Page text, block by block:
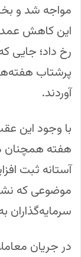
مواجه شد و
این کاهش
رخ داد؛ جایی
پرشتاب
آوردند.
با وجود این
هفته همچنان
آستانه ثبت
موضوعی که
سرمایه‌گذاران
در جریان